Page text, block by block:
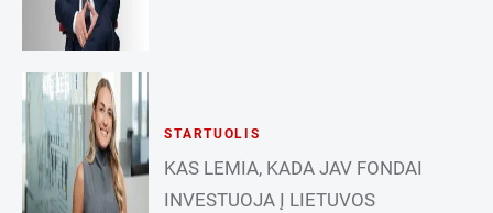
STARTUOLIS
KAS LEMIA, KADA JAV FONDAI
INVESTUOJA Į LIETUVOS